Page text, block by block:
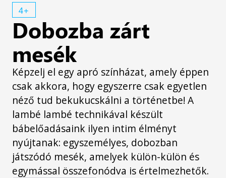
4+
Dobozba zárt
mesék
Képzelj el egy apró színházat, amely éppen
csak akkora, hogy egyszerre csak egyetlen
néző tud bekukucskálni a történetbe! A
lambé lambé technikával készült
bábelőadásaink ilyen intim élményt
nyújtanak: egyszemélyes, dobozban
játszódó mesék, amelyek külön-külön és
egymással összefonódva is értelmezhetők.